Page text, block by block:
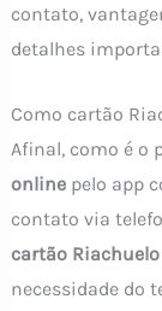
contato,
detalhes
Como cartão
Afinal, como é o
onlinepelo app
contato via
cartão
necessidade do